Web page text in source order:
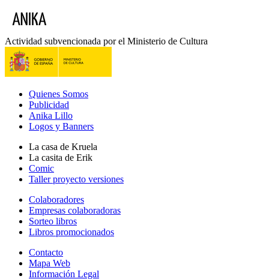
Actividad subvencionada por el Ministerio de Cultura
Quienes Somos
Publicidad
Anika Lillo
Logos y Banners
La casa de Kruela
La casita de Erik
Comic
Taller proyecto versiones
Colaboradores
Empresas colaboradoras
Sorteo libros
Libros promocionados
Contacto
Mapa Web
Información Legal